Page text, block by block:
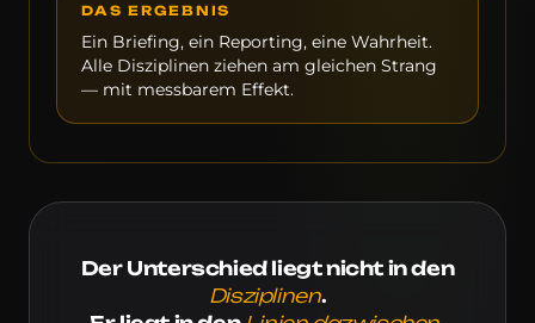
DAS ERGEBNIS
Ein Briefing, ein Reporting, eine Wahrheit.
Alle Disziplinen ziehen am gleichen Strang
— mit messbarem Effekt.
Der Unterschied liegt nicht in den
Disziplinen.